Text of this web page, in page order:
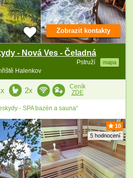
- Nová Ves - Čeladná
Pstruží mapa
Halenkov
Zobrazit kontakty
2x
Ceník
ZDE
- SPA bazén a sauna“
10
5 hodnocení